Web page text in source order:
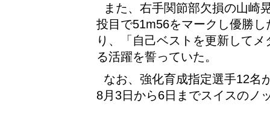
また、右手関節部欠損の山崎
投目で51m56をマークし優勝
り、「自己ベストを更新して
る活躍を誓っていた。
なお、強化育成指定選手12名
8月3日から6日までスイスのノ